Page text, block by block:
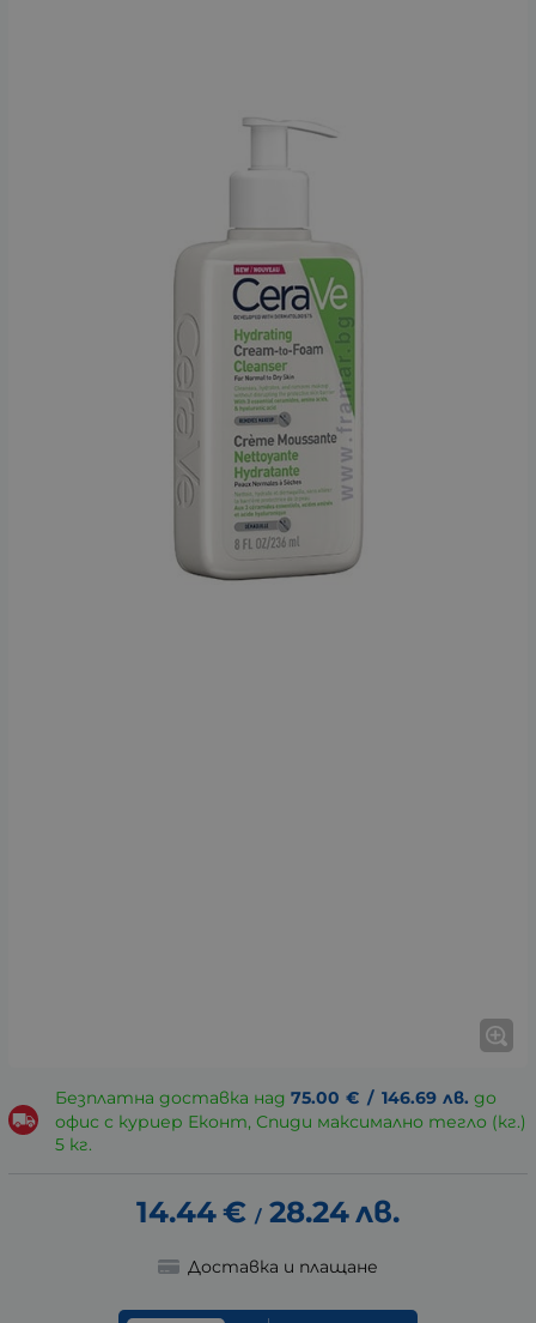
Безплатна доставка над 75.00 € / 146.69 лв. до
офис с куриер Еконт, Спиди максимално тегло (кг.)
5 кг.
14.44€ / 28.24лв.
Доставка и плащане